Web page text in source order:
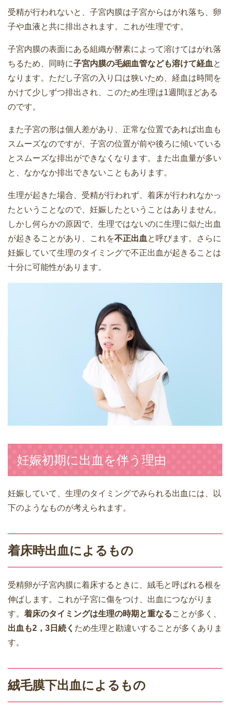
受精が行われないと、子宮内膜は子宮からはがれ落ち、卵
子や血液と共に排出されます。これが生理です。
子宮内膜の表面にある組織が酵素によって溶けてはがれ落
ちるため、同時に子宮内膜の毛細血管なども溶けて経血 と
なります。ただし子宮の入り口は狭いため、経血は時間を
かけて少しずつ排出され、このため生理は1週間ほどある
のです。
また子宮の形は個人差があり、正常な位置であれば出血も
スムーズなのですが、子宮の位置が前や後ろに傾いている
とスムーズな排出ができなくなります。また出血量が多い
と、なかなか排出できないこともあります。
生理が起きた場合、受精が行われず、着床が行われなかっ
たということなので、妊娠したということはありません。
しかし何らかの原因で、生理ではないのに生理に似た出血
が起きることがあり、これを不正出血 と呼びます。さらに
妊娠していて生理のタイミングで不正出血が起きることは
十分に可能性があります。
妊娠初期に出血を伴う理由
妊娠していて、生理のタイミングでみられる出血には、以
下のようなものが考えられます。
着床時出血によるもの
受精卵が子宮内膜に着床するときに、絨毛と呼ばれる根を
伸ばします。これが子宮に傷をつけ、出血につながりま
す。 着床のタイミングは生理の時期と重なることが多く、
出血も2，3日続く ため生理と勘違いすることが多くありま
す。
絨毛膜下出血によるもの